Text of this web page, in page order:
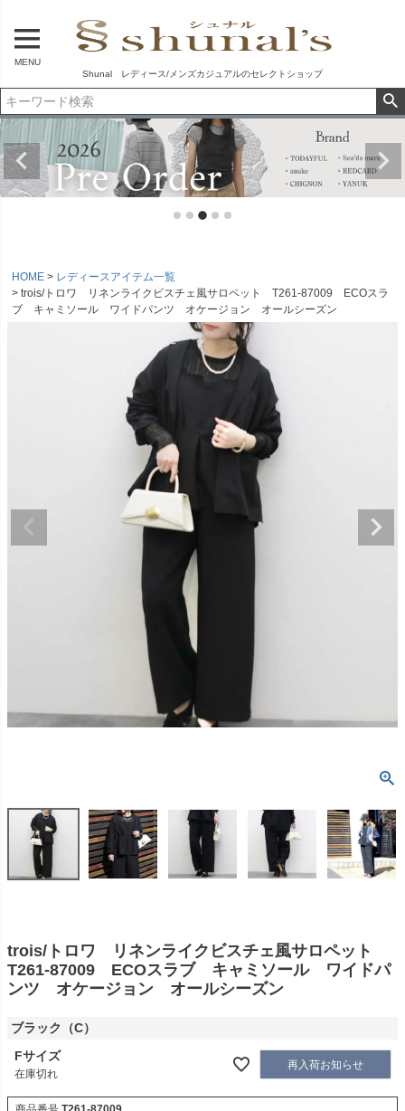
MENU
Shunal レディース/メンズカジュアルのセレクトショップ
HOME
レディースアイテム一覧
trois/トロワ リネンライクビスチェ風サロペット T261-87009 ECOスラ
ブ キャミソール ワイドパンツ オケージョン オールシーズン
trois/トロワ リネンライクビスチェ風サロペット
T261-87009 ECOスラブ キャミソール ワイドパ
ンツ オケージョン オールシーズン
ブラック（C）
Fサイズ
在庫切れ
再入荷お知らせ